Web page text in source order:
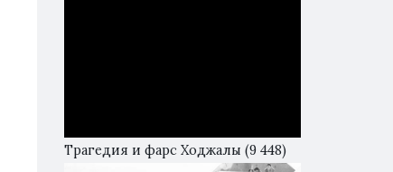
Трагедия и фарс Ходжалы (9 448)